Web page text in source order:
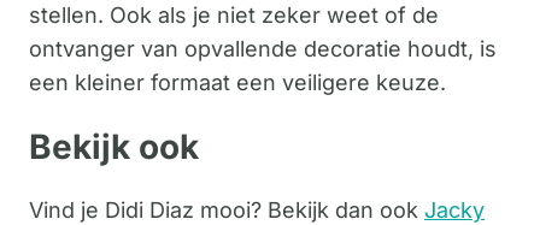
stellen. Ook als je niet zeker weet of de
ontvanger van opvallende decoratie houdt, is
een kleiner formaat een veiligere keuze.
Bekijk ook
Vind je Didi Diaz mooi? Bekijk dan ook Jacky